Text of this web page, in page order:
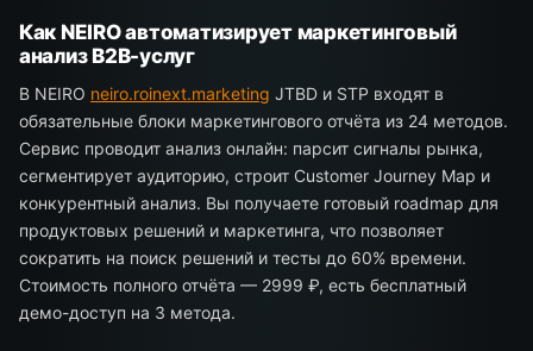
Как NEIRO автоматизирует маркетинговый
анализ B2B-услуг
В NEIRO neiro.roinext.marketing JTBD и STP входят в
обязательные блоки маркетингового отчёта из 24 методов.
Сервис проводит анализ онлайн: парсит сигналы рынка,
сегментирует аудиторию, строит Customer Journey Map и
конкурентный анализ. Вы получаете готовый roadmap для
продуктовых решений и маркетинга, что позволяет
сократить на поиск решений и тесты до 60% времени.
Стоимость полного отчёта — 2999 ₽, есть бесплатный
демо-доступ на 3 метода.